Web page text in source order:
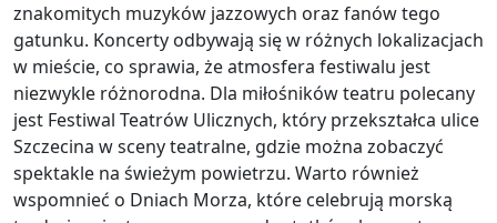
znakomitych muzyków jazzowych oraz fanów tego
gatunku. Koncerty odbywają się w różnych lokalizacjach
w mieście, co sprawia, że atmosfera festiwalu jest
niezwykle różnorodna. Dla miłośników teatru polecany
jest Festiwal Teatrów Ulicznych, który przekształca ulice
Szczecina w sceny teatralne, gdzie można zobaczyć
spektakle na świeżym powietrzu. Warto również
wspomnieć o Dniach Morza, które celebrują morską